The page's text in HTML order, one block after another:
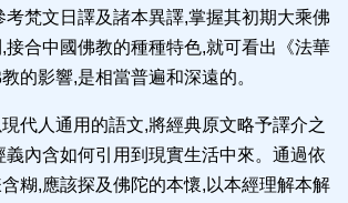
考梵文日譯及諸本異譯,掌握其初期大乘佛
接合中國佛教的種種特色,就可看出《法華
的影響,是相當普遍和深遠的。
代人通用的語文,將經典原文略予譯介之
義內含如何引用到現實生活中來。通過依
糊,應該探及佛陀的本懷,以本經理解本解